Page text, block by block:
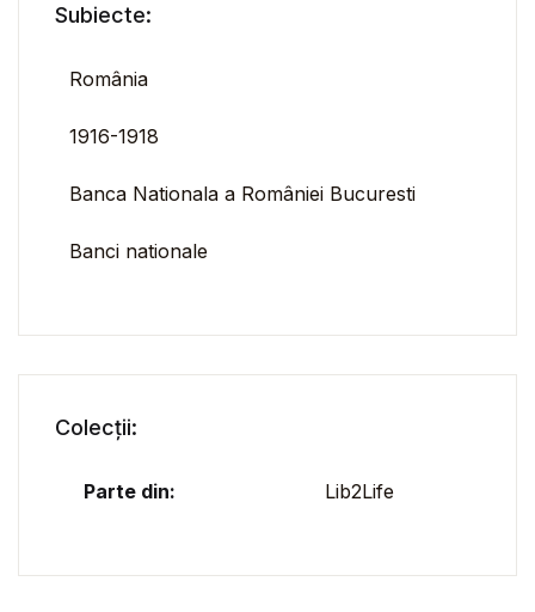
Subiecte:
România
1916-1918
Banca Nationala a României Bucuresti
Banci nationale
Colecții:
Parte din: Lib2Life